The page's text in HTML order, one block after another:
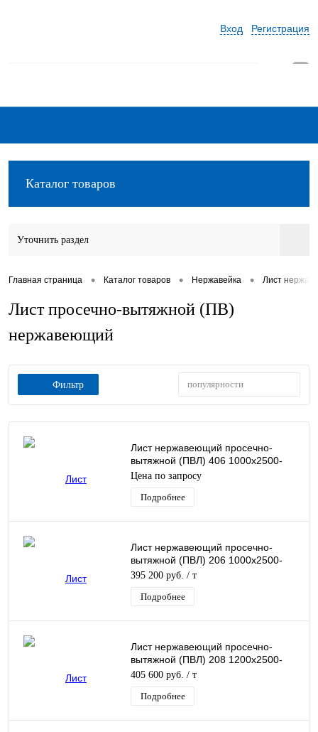
Вход Регистрация
Каталог товаров
Уточнить раздел
Главная страница • Каталог товаров • Нержавейка • Лист
Лист просечно-вытяжной (ПВ)
нержавеющий
Фильтр популярности
Лист нержавеющий просечно-
вытяжной (ПВЛ) 406 1000х2500-
3100
Цена по запросу
Подробнее
Лист нержавеющий просечно-
вытяжной (ПВЛ) 206 1000х2500-
3100
395 200 руб. / т
Подробнее
Лист нержавеющий просечно-
вытяжной (ПВЛ) 208 1200х2500-
3100
405 600 руб. / т
Подробнее